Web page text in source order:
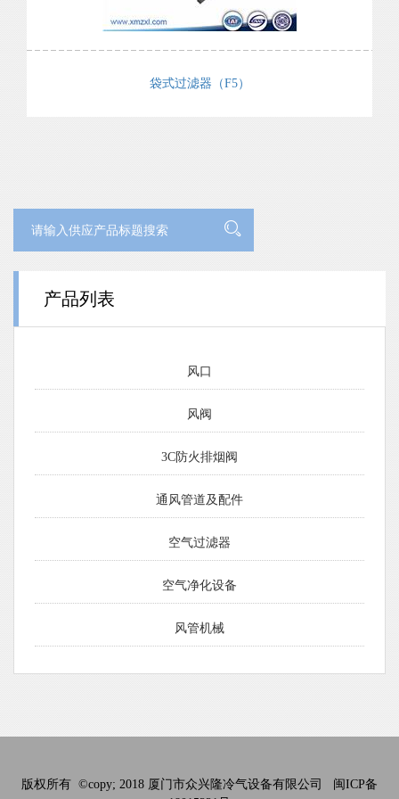
袋式过滤器（F5）
产品列表
风口
风阀
3C防火排烟阀
通风管道及配件
空气过滤器
空气净化设备
风管机械
版权所有 ©copy; 2018 厦门市众兴隆冷气设备有限公司 闽ICP备